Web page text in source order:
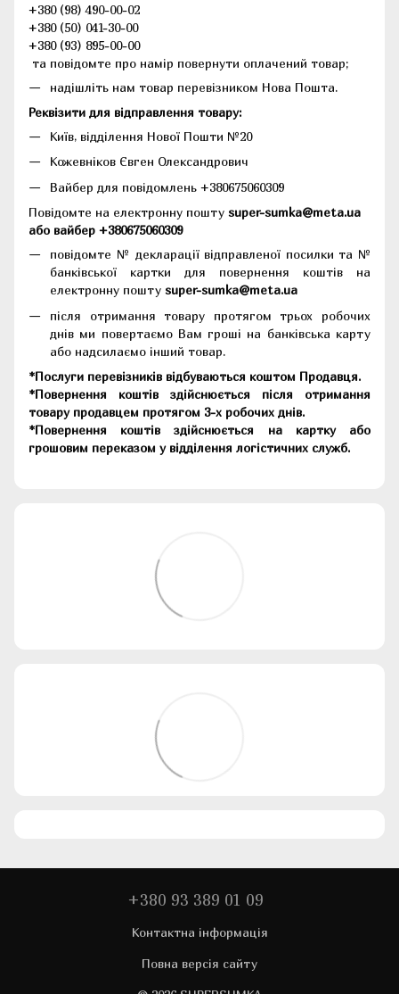
+380 (98) 490-00-02
+380 (50) 041-30-00
+380 (93) 895-00-00
та повідомте про намір повернути оплачений товар;
надішліть нам товар перевізником Нова Пошта.
Реквізити для відправлення товару:
Київ, відділення Нової Пошти №20
Кожевніков Євген Олександрович
Вайбер для повідомлень +380675060309
Повідомте на електронну пошту super-sumka@meta.ua
або вайбер +380675060309
повідомте № декларації відправленої посилки та №
банківської картки для повернення коштів на
електронну пошту super-sumka@meta.ua
після отримання товару протягом трьох робочих
днів ми повертаємо Вам гроші на банківська карту
або надсилаємо інший товар.
*Послуги перевізників відбуваються коштом Продавця.
*Повернення коштів здійснюється після отримання
товару продавцем протягом 3-х робочих днів.
*Повернення коштів здійснюється на картку або
грошовим переказом у відділення логістичних служб.
+380 93 389 01 09
Контактна інформація
Повна версія сайту